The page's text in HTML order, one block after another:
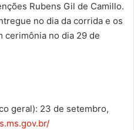
Rubens Gil de Camillo.
no dia da corrida e os
no dia 29 de
geral): 23 de setembro,